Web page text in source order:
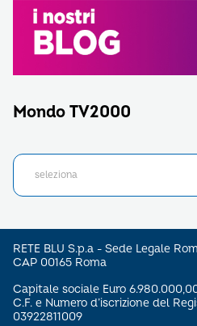
Mondo TV2000
RETE BLU S.p.a - Sede Legale
CAP 00165 Roma
Capitale sociale Euro
C.F. e Numero d’iscrizione del
03922811009